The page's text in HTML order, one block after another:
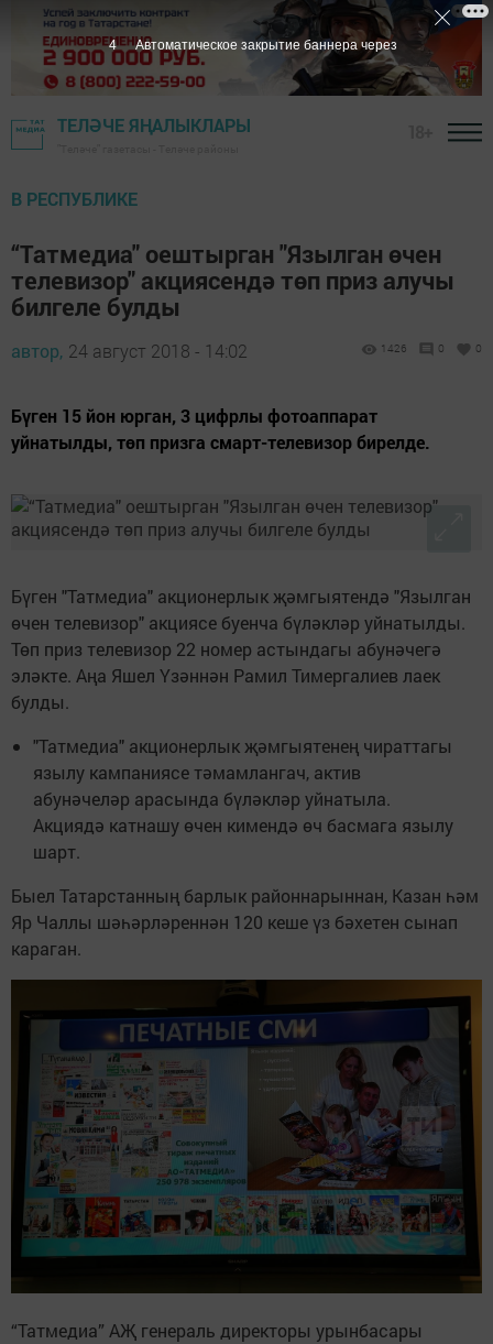
ТЕЛӘЧЕ ЯҢАЛЫКЛАРЫ
В РЕСПУБЛИКЕ
“Татмедиа" оештырган "Язылган өчен
телевизор" акциясендә төп приз алучы
билгеле булды
автор, 24 август 2018 - 14:02 1426 0 0
Бүген 15 йон юрган, 3 цифрлы фотоаппарат
уйнатылды, төп призга смарт-телевизор бирелде.
Бүген "Татмедиа" акционерлык җәмгыятендә "Язылган
өчен телевизор" акциясе буенча бүләкләр уйнатылды.
Төп приз телевизор 22 номер астындагы абунәчегә
эләкте. Аңа Яшел Үзәннән Рамил Тимергалиев лаек
булды.
"Татмедиа" акционерлык җәмгыятенең чираттагы
язылу кампаниясе тәмамлангач, актив
абунәчеләр арасында бүләкләр уйнатыла.
Акциядә катнашу өчен кимендә өч басмага язылу
шарт.
Быел Татарстанның барлык районнарыннан, Казан һәм
Яр Чаллы шәһәрләреннән 120 кеше үз бәхетен сынап
караган.
“Татмедиа” АҖ генераль директоры урынбасары
3 Автоматическое закрытие баннера через